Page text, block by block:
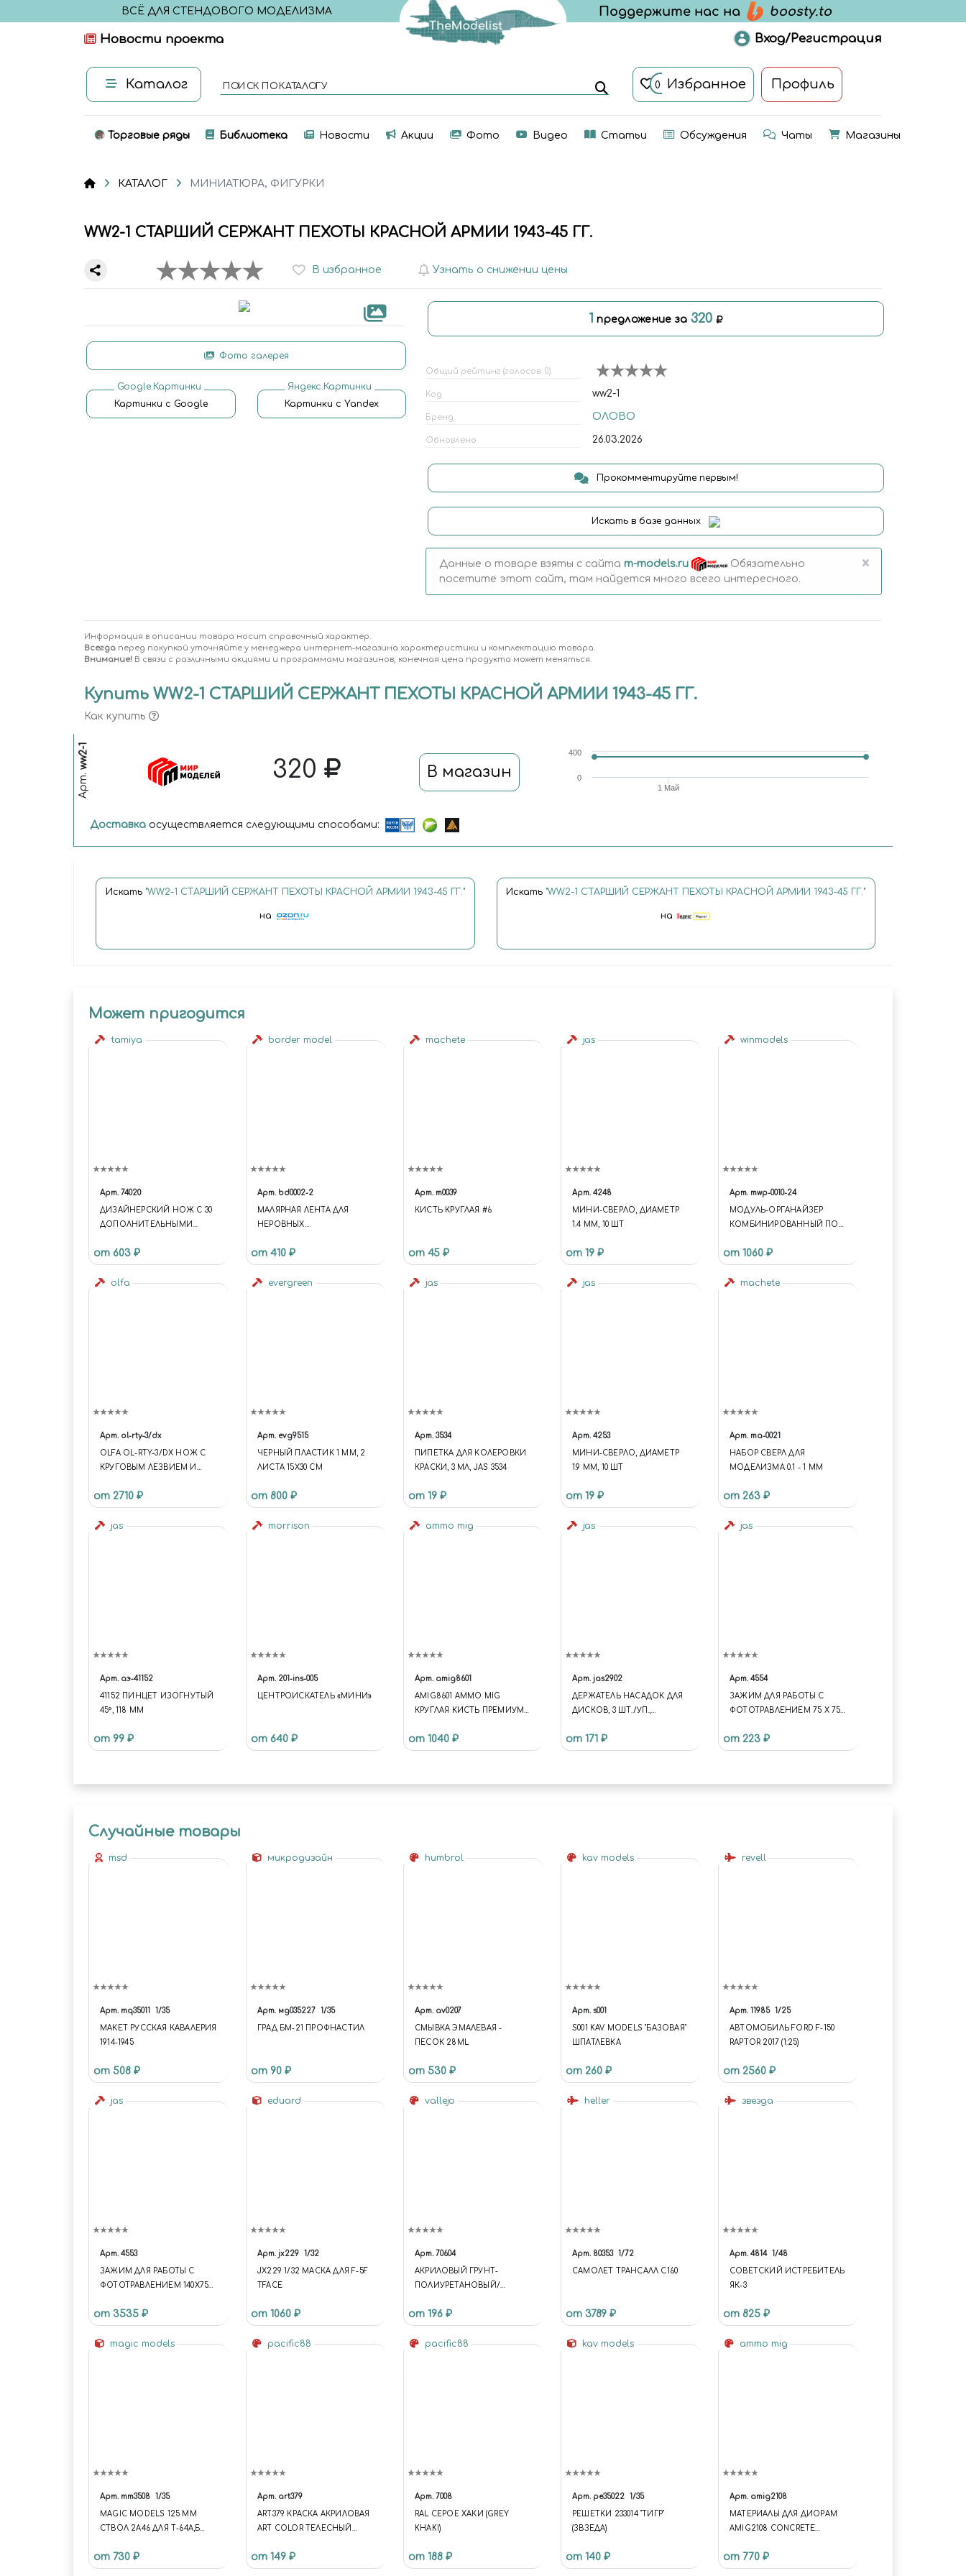
ВСЁ ДЛЯ СТЕНДОВОГО МОДЕЛИЗМА
Новости проекта Вход/Регистрация
Каталог ПОИСК ПО КАТАЛОГУ 0 Избранное Профиль
Торговые ряды Библиотека Новости Акции Фото Видео Статьи Обсуждения Чаты Магазины
КАТАЛОГ МИНИАТЮРА, ФИГУРКИ
WW2-1 СТАРШИЙ СЕРЖАНТ ПЕХОТЫ КРАСНОЙ АРМИИ 1943-45 ГГ.
В избранное Узнать о снижении цены
Фото галерея
Google.Картинки
Картинки с Google
Яндекс.Картинки
Картинки с Yandex
1 предложение за 320
Общий рейтинг (голосов: 0)
Код ww2-1
Бренд ОЛОВО
Обновлено 26.03.2026
Прокомментируйте первым!
Искать в базе данных
Данные о товаре взяты с сайта m-models.ru
Обязательно
посетите этот сайт, там найдется много всего интересного.
×
Информация в описании товара носит справочный характер.
Всегда перед покупкой уточняйте у менеджера интернет-магазина характеристики и комплектацию товара.
Внимание! В связи с различными акциями и программами магазинов, конечная цена продукта может меняться.
Купить WW2-1 СТАРШИЙ СЕРЖАНТ ПЕХОТЫ КРАСНОЙ АРМИИ 1943-45 ГГ.
Как купить
Арт.
ww2-1 320 В магазин
1 Май
0
400
Доставка осуществляется следующими способами:
Искать "WW2-1 СТАРШИЙ СЕРЖАНТ ПЕХОТЫ КРАСНОЙ АРМИИ 1943-45 ГГ."
на
Искать "WW2-1 СТАРШИЙ СЕРЖАНТ ПЕХОТЫ КРАСНОЙ АРМИИ 1943-45 ГГ."
на
Может пригодится
tamiya
Арт. 74020
ДИЗАЙНЕРСКИЙ НОЖ С 30
ДОПОЛНИТЕЛЬНЫМИ
от 603 ₽
border model
Арт. bd0002-2
МАЛЯРНАЯ ЛЕНТА ДЛЯ
НЕРОВНЫХ
от 410 ₽
machete
Арт. m0039
КИСТЬ КРУГЛАЯ #6
от 45 ₽
jas
Арт. 4248
МИНИ-СВЕРЛО, ДИАМЕТР
1.4 ММ, 10 ШТ
от 19 ₽
winmodels
Арт. mwp-0010-24
МОДУЛЬ-ОРГАНАЙЗЕР
КОМБИНИРОВАННЫЙ ПОД
TAMIYA ЭМАЛЬ
от 1060 ₽
olfa
Арт. ol-rty-3/dx
OLFA OL-RTY-3/DX НОЖ С
КРУГОВЫМ ЛЕЗВИЕМ И
РУКОЯТКОЙ 60 ММ
от 2710 ₽
evergreen
Арт. evg9515
ЧЕРНЫЙ ПЛАСТИК 1 ММ, 2
ЛИСТА 15Х30 СМ
от 800 ₽
jas
Арт. 3534
ПИПЕТКА ДЛЯ КОЛЕРОВКИ
КРАСКИ, 3 МЛ, JAS 3534
от 19 ₽
jas
Арт. 4253
МИНИ-СВЕРЛО, ДИАМЕТР
1.9 ММ, 10 ШТ
от 19 ₽
machete
Арт. ma-0021
НАБОР СВЕРЛ ДЛЯ
МОДЕЛИЗМА 0.1 - 1 ММ
от 263 ₽
jas
Арт. аэ-41152
41152 ПИНЦЕТ ИЗОГНУТЫЙ
45°, 118 ММ
от 99 ₽
morrison
Арт. 201-ins-005
ЦЕНТРОИСКАТЕЛЬ «МИНИ»
от 640 ₽
ammo mig
Арт. amig8601
AMIG8601 AMMO MIG
КРУГЛАЯ КИСТЬ ПРЕМИУМ
HIGH QUALITY (2/0) ROUND
BRUSH
от 1040 ₽
jas
Арт. jas2902
ДЕРЖАТЕЛЬ НАСАДОК ДЛЯ
ДИСКОВ, 3 ШТ./УП.,
от 171 ₽
jas
Арт. 4554
ЗАЖИМ ДЛЯ РАБОТЫ С
ФОТОТРАВЛЕНИЕМ 75 Х 75
от 223 ₽
Случайные товары
msd
Арт. mq35011 1/35
МАКЕТ РУССКАЯ КАВАЛЕРИЯ
1914-1945
от 508 ₽
микродизайн
Арт. мд035227 1/35
ГРАД БМ-21 ПРОФНАСТИЛ
от 90 ₽
humbrol
Арт. av0207
СМЫВКА ЭМАЛЕВАЯ -
ПЕСОК 28ML
от 530 ₽
kav models
Арт. s001
S001 KAV MODELS "БАЗОВАЯ"
ШПАТЛЕВКА
от 260 ₽
revell
Арт. 11985 1/25
АВТОМОБИЛЬ FORD F-150
RAPTOR 2017 (1:25)
от 2560 ₽
jas
Арт. 4553
ЗАЖИМ ДЛЯ РАБОТЫ С
ФОТОТРАВЛЕНИЕМ 140Х75
от 3535 ₽
eduard
Арт. jx229 1/32
JX229 1/32 МАСКА ДЛЯ F-5F
TFACE
от 1060 ₽
vallejo
Арт. 70604
АКРИЛОВЫЙ ГРУНТ-
ПОЛИУРЕТАНОВЫЙ/
от 196 ₽
heller
Арт. 80353 1/72
САМОЛЕТ ТРАНСАЛЛ C160
от 3789 ₽
звезда
Арт. 4814 1/48
СОВЕТСКИЙ ИСТРЕБИТЕЛЬ
ЯК-3
от 825 ₽
magic models
Арт. mm3508 1/35
MAGIC MODELS 125 ММ
СТВОЛ 2А46 ДЛЯ Т-64А,Б
от 730 ₽
pacific88
Арт. art379
ART379 КРАСКА АКРИЛОВАЯ
ART COLOR ТЕЛЕСНЫЙ
от 149 ₽
pacific88
Арт. 7008
RAL СЕРОЕ ХАКИ (GREY
KHAKI)
от 188 ₽
kav models
Арт. pe35022 1/35
РЕШЕТКИ 233014 "ТИГР"
(ЗВЗЕДА)
от 140 ₽
ammo mig
Арт. amig2108
МАТЕРИАЛЫ ДЛЯ ДИОРАМ
AMIG2108 CONCRETE
от 770 ₽